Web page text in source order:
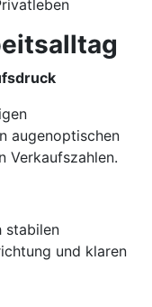
augenoptischen
Verkaufszahlen.
stabilen
und klaren